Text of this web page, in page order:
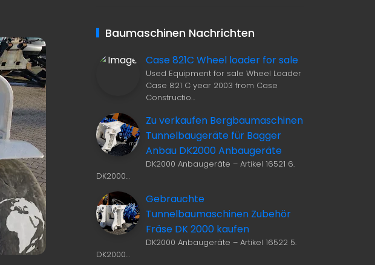
Baumaschinen Nachrichten
Case 821C Wheel loader for sale
Used Equipment for sale Wheel Loader
Case 821 C year 2003 from Case
Constructio…
Zu verkaufen Bergbaumaschinen
Tunnelbaugeräte für Bagger
Anbau DK2000 Anbaugeräte
DK2000 Anbaugeräte – Artikel 16521 6.
DK2000…
Gebrauchte
Tunnelbaumaschinen Zubehör
Fräse DK 2000 kaufen
DK2000 Anbaugeräte – Artikel 16522 5.
DK2000…